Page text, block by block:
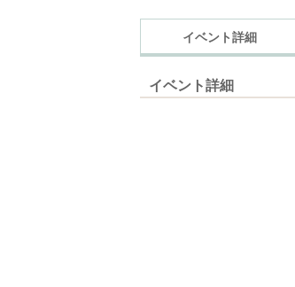
イベント詳細
イベント詳細